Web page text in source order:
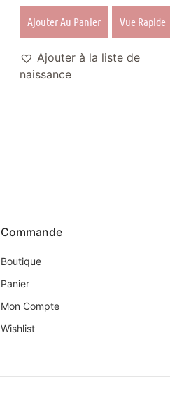
Ajouter Au Panier Vue Rapide
Ajouter à la liste de
naissance
Commande
Boutique
Panier
Mon Compte
Wishlist